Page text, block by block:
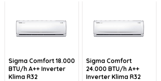
Sigma Comfort 18.000
BTU/h A++ Inverter
Klima R32
Sigma Comfort
24.000 BTU/h A++
Inverter Klima R32